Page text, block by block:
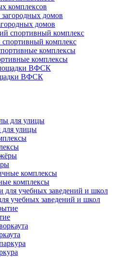
комплексов
домов
комплекс
комплексы
ВФСК
для улицы
комплексы
учебных заведений и школ